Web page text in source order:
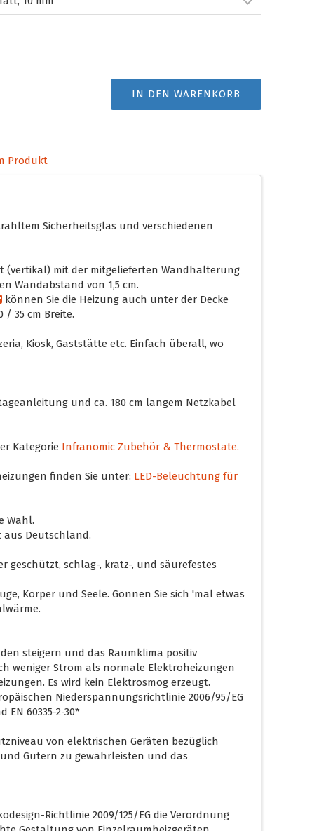
IN DEN WARENKORB
Produkt
Sicherheitsglas und verschiedenen
(vertikal) mit der mitgelieferten Wandhalterung
Wandabstand von 1,5 cm.
können Sie die Heizung auch unter der Decke
/ 35 cm Breite.
Kiosk, Gaststätte etc. Einfach überall, wo
und ca. 180 cm langem Netzkabel
Kategorie Infranomic Zubehör & Thermostate.
finden Sie unter: LED-Beleuchtung für
Wahl.
aus Deutschland.
geschützt, schlag-, kratz-, und säurefestes
Körper und Seele. Gönnen Sie sich 'mal etwas
steigern und das Raumklima positiv
weniger Strom als normale Elektroheizungen
Es wird kein Elektrosmog erzeugt.
Niederspannungsrichtlinie 2006/95/EG
EN 60335-2-30*
von elektrischen Geräten bezüglich
Gütern zu gewährleisten und das
Richtlinie 2009/125/EG die Verordnung